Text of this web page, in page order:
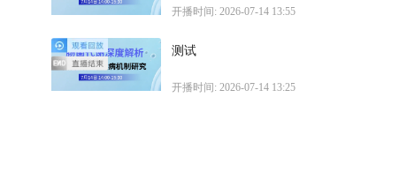
开播时间: 2026-07-14 13:55
测试
开播时间: 2026-07-14 13:25